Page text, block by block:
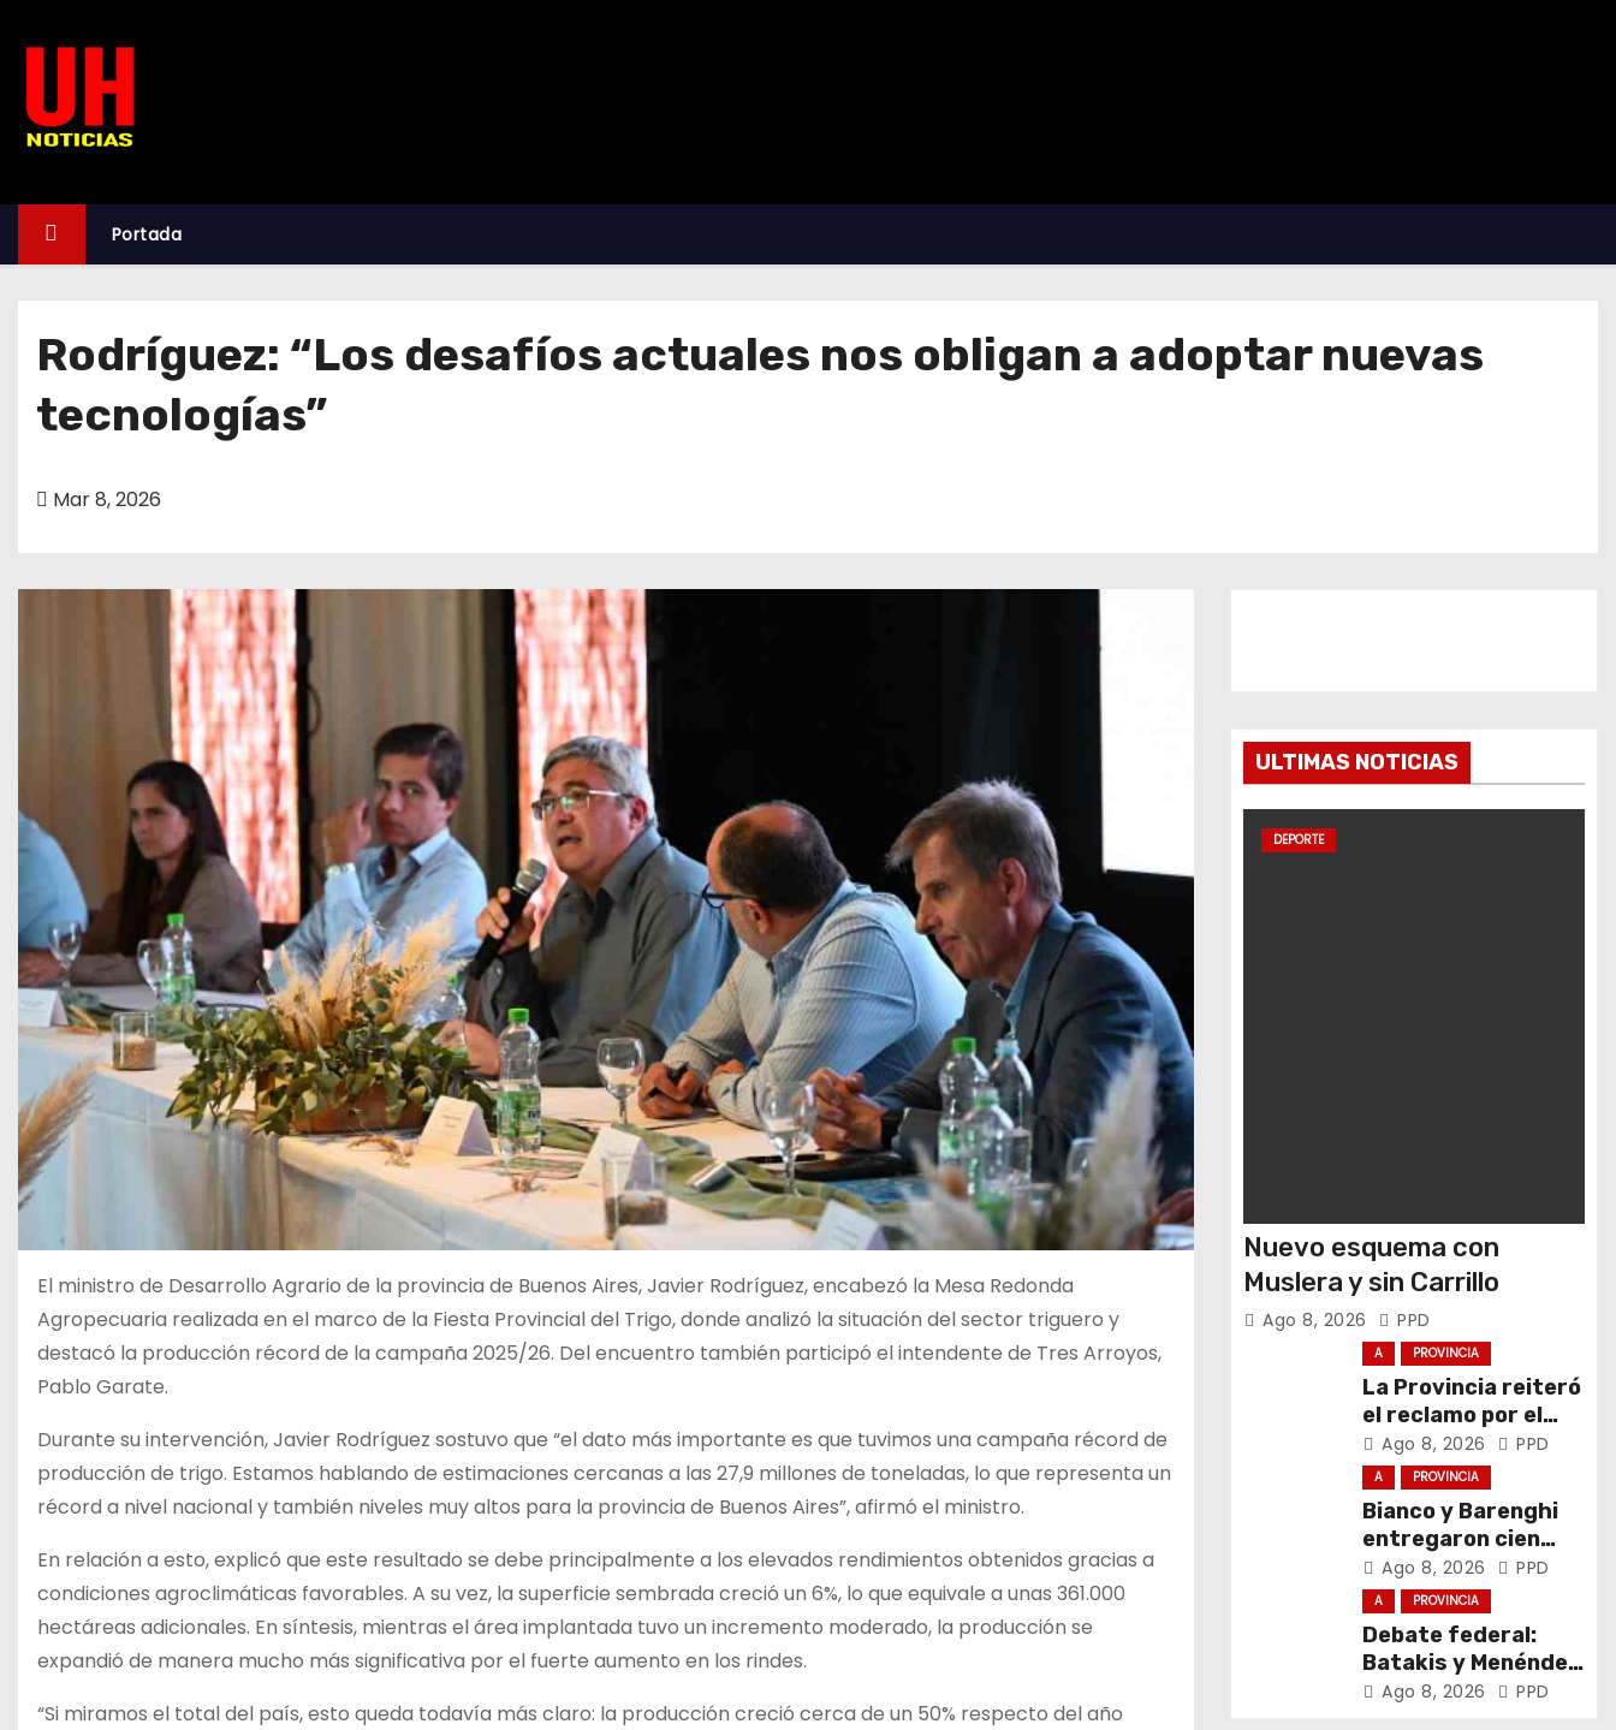
Portada
Rodríguez: “Los desafíos actuales nos obligan a adoptar nuevas
tecnologías”
Mar 8, 2026
El ministro de Desarrollo Agrario de la provincia de Buenos Aires, Javier Rodríguez, encabezó la Mesa Redonda
Agropecuaria realizada en el marco de la Fiesta Provincial del Trigo, donde analizó la situación del sector triguero y
destacó la producción récord de la campaña 2025/26. Del encuentro también participó el intendente de Tres Arroyos,
Pablo Garate.
Durante su intervención, Javier Rodríguez sostuvo que “el dato más importante es que tuvimos una campaña récord de
producción de trigo. Estamos hablando de estimaciones cercanas a las 27,9 millones de toneladas, lo que representa un
récord a nivel nacional y también niveles muy altos para la provincia de Buenos Aires”, afirmó el ministro.
En relación a esto, explicó que este resultado se debe principalmente a los elevados rendimientos obtenidos gracias a
condiciones agroclimáticas favorables. A su vez, la superficie sembrada creció un 6%, lo que equivale a unas 361.000
hectáreas adicionales. En síntesis, mientras el área implantada tuvo un incremento moderado, la producción se
expandió de manera mucho más significativa por el fuerte aumento en los rindes.
“Si miramos el total del país, esto queda todavía más claro: la producción creció cerca de un 50% respecto del año
ULTIMAS NOTICIAS
DEPORTE
Nuevo esquema con
Muslera y sin Carrillo
Ago 8, 2026 PPD
A PROVINCIA
La Provincia reiteró
el reclamo por el
respeto al
federalismo
Ago 8, 2026 PPD
A PROVINCIA
Bianco y Barenghi
entregaron cien
computadoras de
Conectar Igualdad
Bonaerense
Ago 8, 2026 PPD
A PROVINCIA
Debate federal:
Batakis y Menéndez
encabezaron la 108°
Ago 8, 2026 PPD